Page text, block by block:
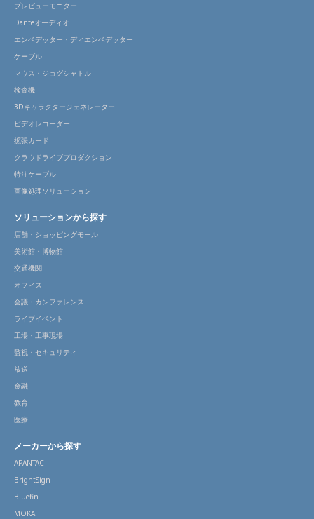
プレビューモニター
Danteオーディオ
エンベデッター・ディエンベデッター
ケーブル
マウス・ジョグシャトル
検査機
3Dキャラクタージェネレーター
ビデオレコーダー
拡張カード
クラウドライブプロダクション
特注ケーブル
画像処理ソリューション
ソリューションから探す
店舗・ショッピングモール
美術館・博物館
交通機関
オフィス
会議・カンファレンス
ライブイベント
工場・工事現場
監視・セキュリティ
放送
金融
教育
医療
メーカーから探す
APANTAC
BrightSign
Bluefin
MOKA